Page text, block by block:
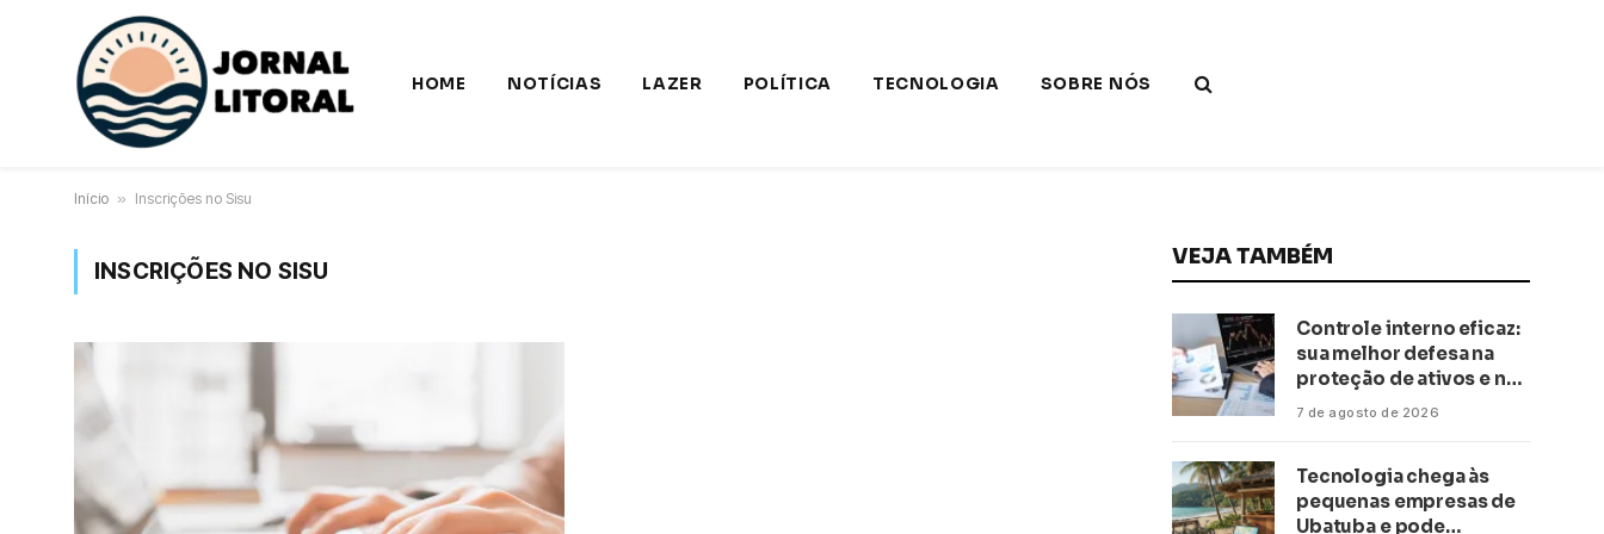
HOME NOTÍCIAS LAZER POLÍTICA TECNOLOGIA SOBRE NÓS
Início » Inscrições no Sisu
INSCRIÇÕES NO SISU
VEJA TAMBÉM
Controle interno eficaz:
sua melhor defesa na
proteção de ativos e na
saúde financeira!
7 de agosto de 2026
Tecnologia chega às
pequenas empresas de
Ubatuba e pode